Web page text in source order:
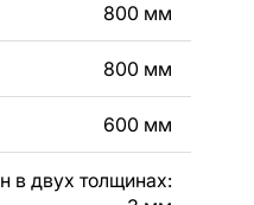
с нами в
800 мм
800 мм
600 мм
в двух толщинах: